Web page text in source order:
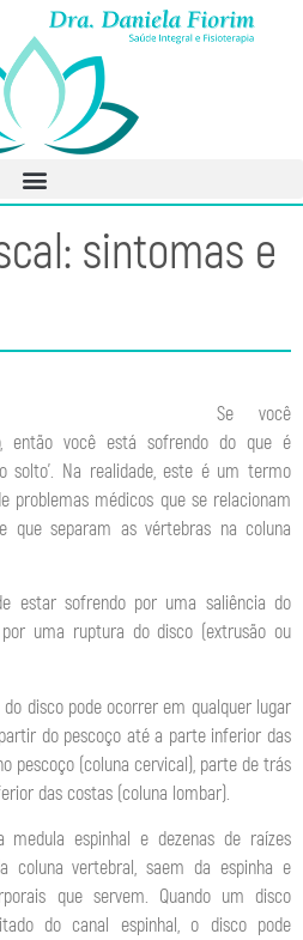
sintomas e
Se você
então você está sofrendo do que é
solto’. Na realidade, este é um termo
problemas médicos que se relacionam
que separam as vértebras na coluna
estar sofrendo por uma saliência do
uma ruptura do disco (extrusão ou
disco pode ocorrer em qualquer lugar
do pescoço até a parte inferior das
pescoço (coluna cervical), parte de trás
das costas (coluna lombar).
espinhal e dezenas de raízes
coluna vertebral, saem da espinha e
que servem. Quando um disco
do canal espinhal, o disco pode